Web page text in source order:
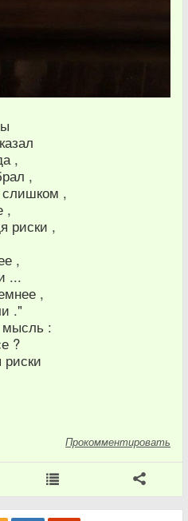
,
,
,
,
риски ,
,
...
,
."
мысль :
?
Прокомментировать